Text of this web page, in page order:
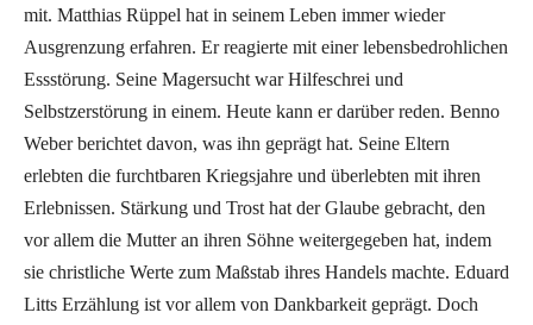
mit. Matthias Rüppel hat in seinem Leben immer wieder
Ausgrenzung erfahren. Er reagierte mit einer lebensbedrohlichen
Essstörung. Seine Magersucht war Hilfeschrei und
Selbstzerstörung in einem. Heute kann er darüber reden. Benno
Weber berichtet davon, was ihn geprägt hat. Seine Eltern
erlebten die furchtbaren Kriegsjahre und überlebten mit ihren
Erlebnissen. Stärkung und Trost hat der Glaube gebracht, den
vor allem die Mutter an ihren Söhne weitergegeben hat, indem
sie christliche Werte zum Maßstab ihres Handels machte. Eduard
Litts Erzählung ist vor allem von Dankbarkeit geprägt. Doch